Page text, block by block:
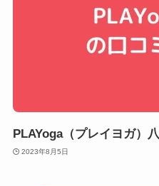
PLAYoga（プレイヨガ）
2023年8月5日